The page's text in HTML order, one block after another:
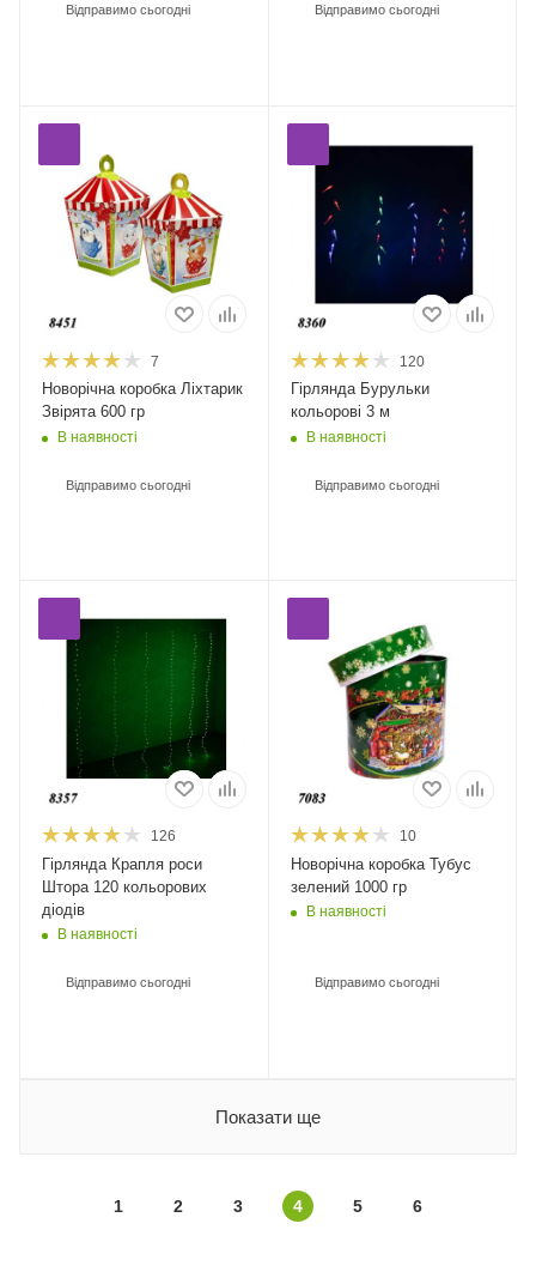
Відправимо сьогодні Відправимо сьогодні
7
Новорічна коробка Ліхтарик
Звірята 600 гр
В наявності
Відправимо сьогодні
120
Гірлянда Бурульки
кольорові 3 м
В наявності
Відправимо сьогодні
126
Гірлянда Крапля роси
Штора 120 кольорових
діодів
В наявності
Відправимо сьогодні
10
Новорічна коробка Тубус
зелений 1000 гр
В наявності
Відправимо сьогодні
Показати ще
1 2 3 4 5 6